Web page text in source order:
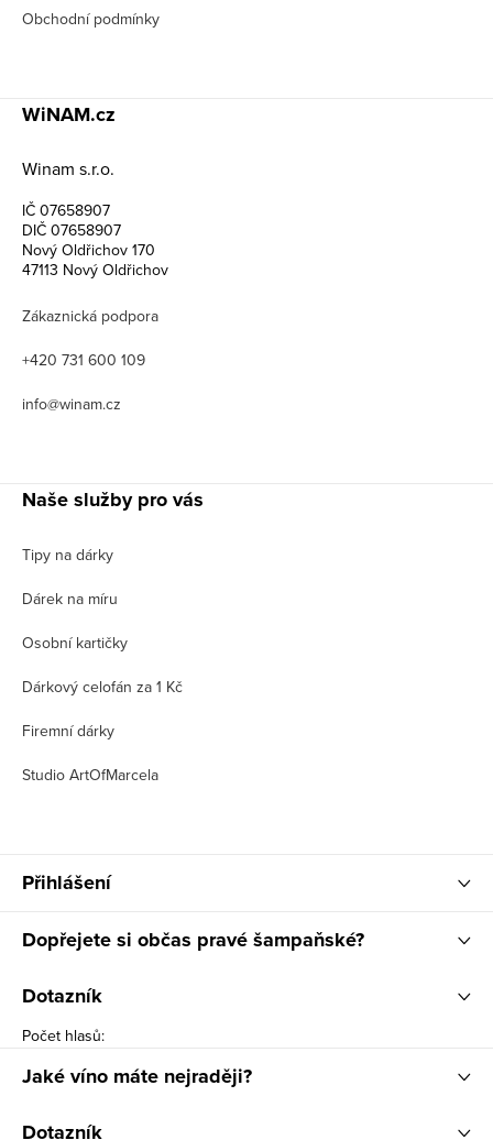
Obchodní podmínky
WiNAM.cz
Winam s.r.o.
IČ 07658907
DIČ 07658907
Nový Oldřichov 170
47113 Nový Oldřichov
Zákaznická podpora
+420 731 600 109
info@winam.cz
Naše služby pro vás
Tipy na dárky
Dárek na míru
Osobní kartičky
Dárkový celofán za 1 Kč
Firemní dárky
Studio ArtOfMarcela
Přihlášení
Dopřejete si občas pravé šampaňské?
Dotazník
Počet hlasů:
Jaké víno máte nejraději?
Dotazník